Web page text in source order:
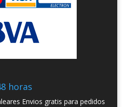
horas
Envios gratis para pedidos